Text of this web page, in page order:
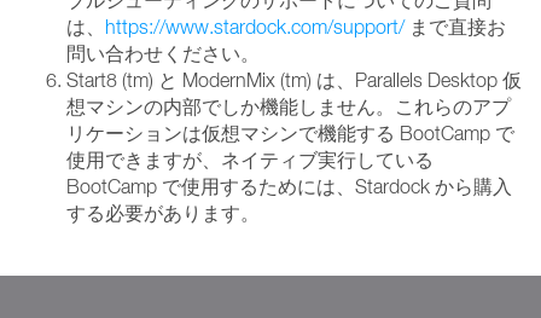
は、 https://www.stardock.com/support/まで直接お
問い合わせください。
Start8 (tm) と ModernMix (tm) は、Parallels Desktop 仮
想マシンの内部でしか機能しません。これらのアプ
リケーションは仮想マシンで機能する BootCamp で
使用できますが、ネイティブ実行している
BootCamp で使用するためには、Stardock から購入
する必要があります。